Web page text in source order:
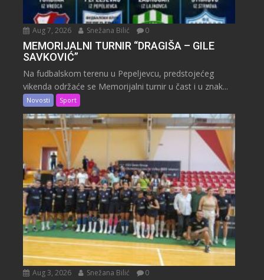
Aug 7, 2026 Snežana Bilić 0
MEMORIJALNI TURNIR “DRAGIŠA – GILE
SAVKOVIĆ”
Na fudbalskom terenu u Pepeljevcu, predstojećeg
vikenda održaće se Memorijalni turnir u čast i u znak...
Novosti Sport
Aug 3, 2026 Snežana Bilić 0